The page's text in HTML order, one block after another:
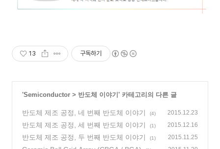
13 구독하기
'Semiconductor > 반도체 이야기 ' 카테고리의 다른 글
반도체 제조 공정, 네 번째 반도체 이야기 (4) 2015.12.23
반도체 제조 공정, 세 번째 반도체 이야기 (1) 2015.12.16
반도체 제조 공정, 두 번째 반도체 이야기 (1) 2015.11.25